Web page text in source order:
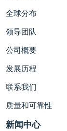
全球分布
领导团队
公司概要
发展历程
联系我们
质量和可靠性
新闻中心